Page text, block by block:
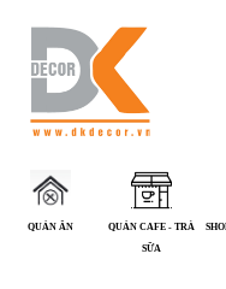
QUÁN CAFE - TRÀ
SHOP - SHOWROOM